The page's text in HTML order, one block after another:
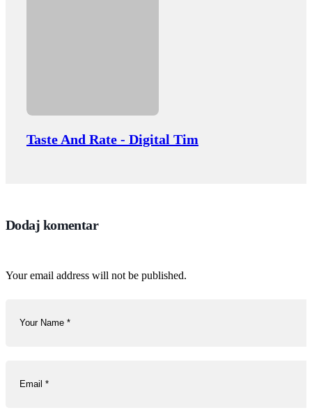
Taste And Rate - Digital Tim
Dodaj komentar
Your email address will not be published.